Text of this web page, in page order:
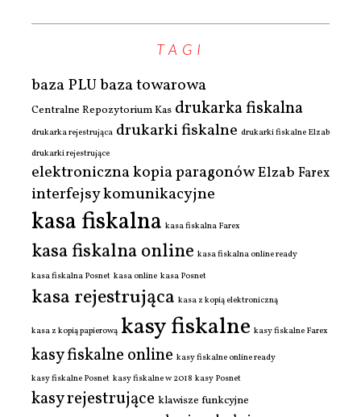
TAGI
baza PLUbaza towarowa
Centralne Repozytorium Kas drukarka fiskalna
drukarka rejestrująca drukarki fiskalne drukarki fiskalne Elzab
drukarki rejestrujące
elektroniczna kopia paragonówElzab Farex
interfejsy komunikacyjne
kasa fiskalna kasa fiskalna Farex
kasa fiskalna online kasa fiskalna online ready
kasa fiskalna Posnet kasa online kasa Posnet
kasa rejestrująca kasa z kopią elektroniczną
kasa z kopią papierową kasy fiskalne kasy fiskalne Farex
kasy fiskalne online kasy fiskalne online ready
kasy fiskalne Posnet kasy fiskalne w 2018 kasy Posnet
kasy rejestrujące klawisze funkcyjne